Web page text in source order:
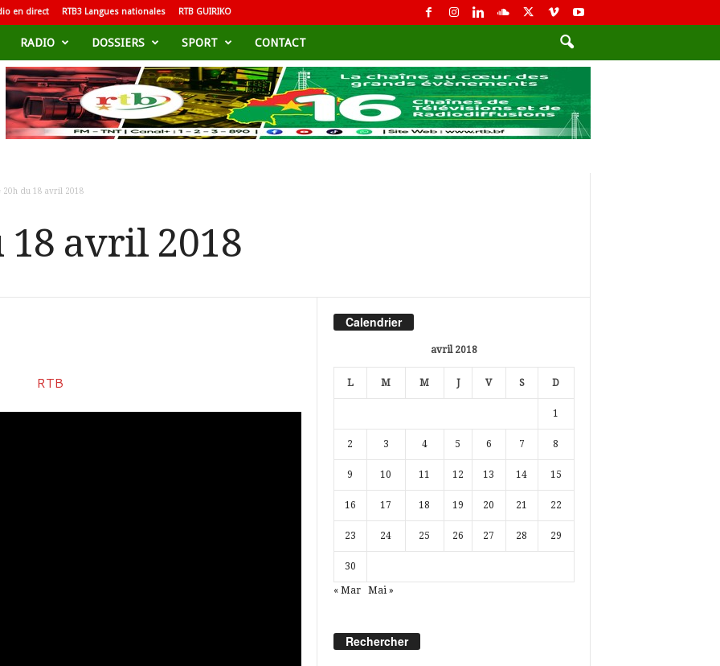
en direct RTB3 Langues nationales RTB GUIRIKO
RADIO DOSSIERS SPORT CONTACT
20h du 18 avril 2018
18 avril 2018
Calendrier
avril 2018
L M M J V S D
1
2 3 4 5 6 7 8
9 10 11 12 13 14 15
16 17 18 19 20 21 22
23 24 25 26 27 28 29
30
« Mar Mai »
Rechercher